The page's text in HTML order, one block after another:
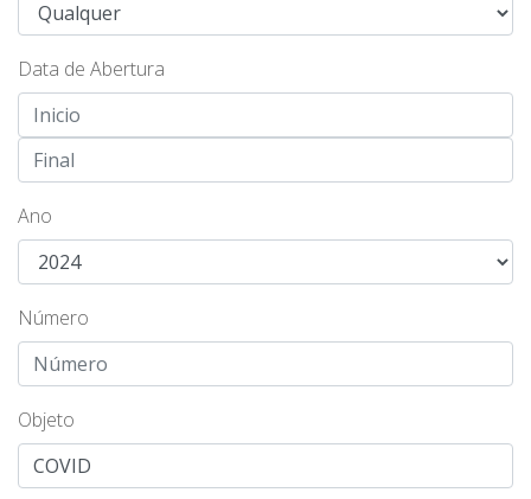
Data de Abertura
Ano
Número
Objeto